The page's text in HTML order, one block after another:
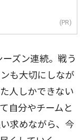
(PR)
ズン連続。戦う
も大切にしなが
人しかできない
自分やチームと
求めながら、今